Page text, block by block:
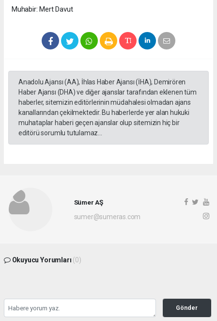
Muhabir: Mert Davut
Anadolu Ajansı (AA), İhlas Haber Ajansı (İHA), Demirören
Haber Ajansı (DHA) ve diğer ajanslar tarafından eklenen tüm
haberler, sitemizin editörlerinin müdahalesi olmadan ajans
kanallarından çekilmektedir. Bu haberlerde yer alan hukuki
muhataplar haberi geçen ajanslar olup sitemizin hiç bir
editörü sorumlu tutulamaz...
Sümer AŞ
sumer@sumeras.com
Okuyucu Yorumları (0)
Gönder